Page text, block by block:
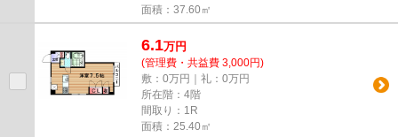
面積：37.60㎡
6.1万円
(管理費・共益費 3,000円)
敷：0万円｜礼：0万円
所在階：4階
間取り：1R
面積：25.40㎡